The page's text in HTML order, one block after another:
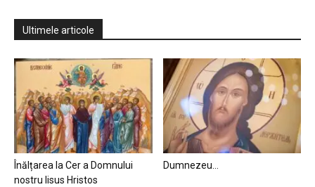
Ultimele articole
Înălțarea la Cer a Domnului
nostru Iisus Hristos
Dumnezeu…